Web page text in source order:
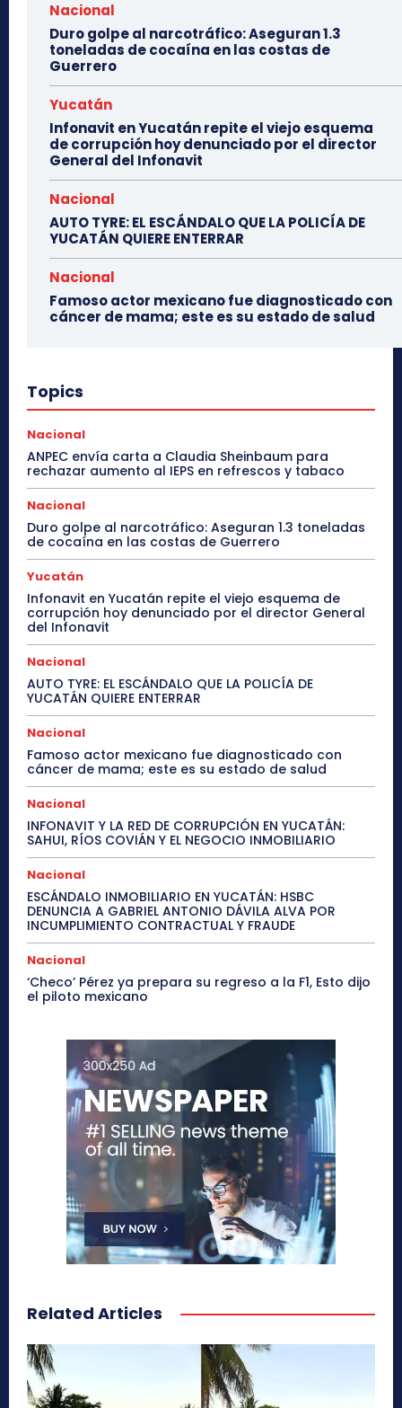
Nacional
Duro golpe al narcotráfico: Aseguran 1.3
toneladas de cocaína en las costas de
Guerrero
Yucatán
Infonavit en Yucatán repite el viejo esquema
de corrupción hoy denunciado por el director
General del Infonavit
Nacional
AUTO TYRE: EL ESCÁNDALO QUE LA POLICÍA DE
YUCATÁN QUIERE ENTERRAR
Nacional
Famoso actor mexicano fue diagnosticado con
cáncer de mama; este es su estado de salud
Topics
Nacional
ANPEC envía carta a Claudia Sheinbaum para
rechazar aumento al IEPS en refrescos y tabaco
Nacional
Duro golpe al narcotráfico: Aseguran 1.3 toneladas
de cocaína en las costas de Guerrero
Yucatán
Infonavit en Yucatán repite el viejo esquema de
corrupción hoy denunciado por el director General
del Infonavit
Nacional
AUTO TYRE: EL ESCÁNDALO QUE LA POLICÍA DE
YUCATÁN QUIERE ENTERRAR
Nacional
Famoso actor mexicano fue diagnosticado con
cáncer de mama; este es su estado de salud
Nacional
INFONAVIT Y LA RED DE CORRUPCIÓN EN YUCATÁN:
SAHUI, RÍOS COVIÁN Y EL NEGOCIO INMOBILIARIO
Nacional
ESCÁNDALO INMOBILIARIO EN YUCATÁN: HSBC
DENUNCIA A GABRIEL ANTONIO DÁVILA ALVA POR
INCUMPLIMIENTO CONTRACTUAL Y FRAUDE
Nacional
‘Checo’ Pérez ya prepara su regreso a la F1, Esto dijo
el piloto mexicano
Related Articles